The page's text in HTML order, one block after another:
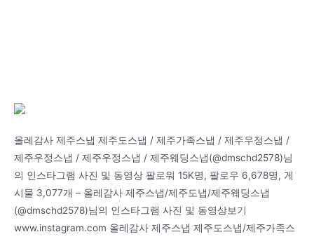
올레감사 제주스냅 제주도스냅 / 제주가족스냅 / 제주우정스냅 /
제주우정스냅 / 제주우정스냅 / 제주웨딩스냅(@dmschd2578)님
의 인스타그램 사진 및 동영상 팔로워 15K명, 팔로우 6,678명, 게
시물 3,077개 – 올레감사 제주스냅/제주도냅/제주웨딩스냅
(@dmschd2578)님의 인스타그램 사진 및 동영상보기
www.instagram.com 올레감사 제주스냅 제주도스냅/제주가족스